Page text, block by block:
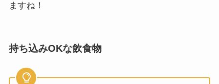
ますね！
持ち込みOKな飲食物